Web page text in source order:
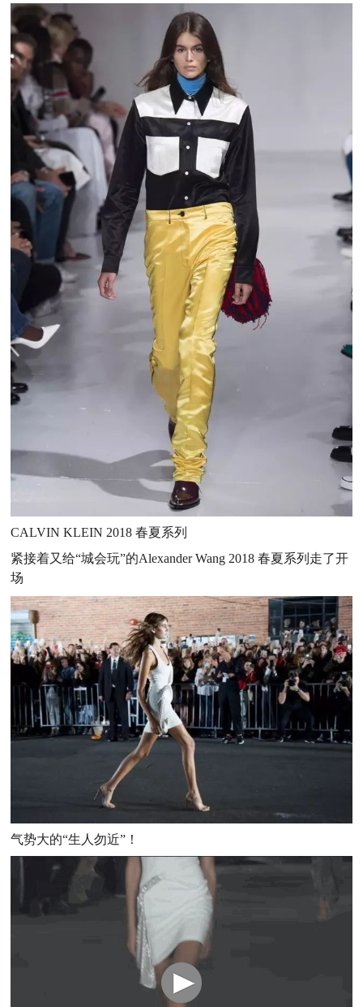
CALVIN KLEIN 2018 春夏系列
紧接着又给“城会玩”的Alexander Wang 2018 春夏系列走了开
场
气势大的“生人勿近”！